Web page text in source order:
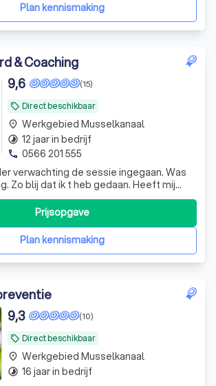
Plan kennismaking
& Coaching
local_offer Direct beschikbaar
(15)
9,6
verwachting de sessie ingegaan. Was
Zo blij dat ik t heb gedaan. Heeft mij
met n stuk rouwverwerking.
hiervoor. Ina Weijkamp
Plan kennismaking
Prijsopgave
place Werkgebied Musselkanaal
timelapse 12 jaar in bedrijf
phone 0566 201 555
local_offer Direct beschikbaar
(10)
9,3
place Werkgebied Musselkanaal
timelapse 16 jaar in bedrijf